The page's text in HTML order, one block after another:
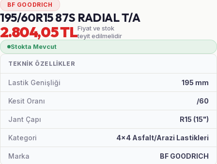
BF GOODRICH
195/60R15 87S RADIAL T/A
2.804,05 TLFiyat ve stok
teyit edilmelidir
Stokta Mevcut
TEKNIK ÖZELLIKLER
Lastik Genişliği 195 mm
Kesit Oranı /60
Jant Çapı R15 (15")
Kategori 4x4 Asfalt/Arazi Lastikleri
Marka BF GOODRICH